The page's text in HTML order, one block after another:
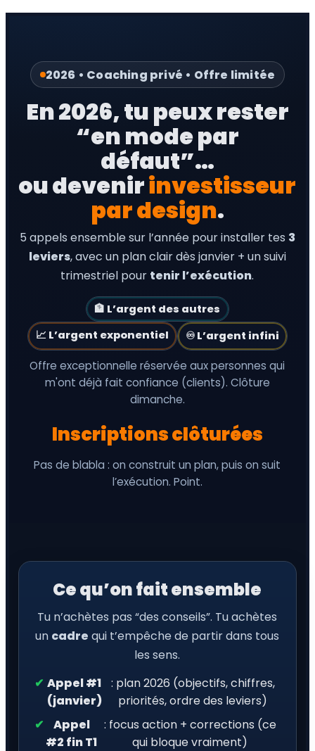
2026 • Coaching privé • Offre limitée
En 2026, tu peux rester
“en mode par
défaut”…
ou devenirinvestisseur
par design.
5 appels ensemble sur l’année pour installer tes 3
leviers, avec un plan clair dès janvier + un suivi
trimestriel pour tenir l’exécution.
🏦 L’argent des autres
📈 L’argent exponentiel
♾️ L’argent infini
Offre exceptionnelle réservée aux personnes qui
m'ont déjà fait confiance (clients). Clôture
dimanche.
Inscriptions clôturées
Pas de blabla : on construit un plan, puis on suit
l’exécution. Point.
Ce qu’on fait ensemble
Tu n’achètes pas “des conseils”. Tu achètes
un cadre qui t’empêche de partir dans tous
les sens.
✔ Appel #1
(janvier)
: plan 2026 (objectifs, chiffres,
priorités, ordre des leviers)
✔
Appel
#2 fin T1
: focus action + corrections (ce
qui bloque vraiment)